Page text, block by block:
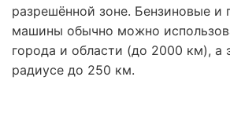
разрешённой зоне. Бензиновые и
машины обычно можно
города и области (до 2000 км),
радиусе до 250 км.